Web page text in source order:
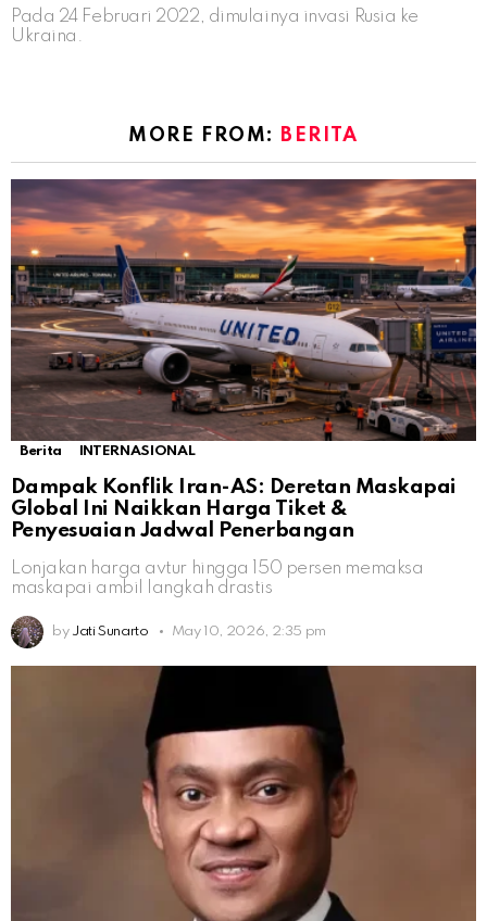
Pada 24 Februari 2022, dimulainya invasi Rusia ke
Ukraina.
MORE FROM: BERITA
Berita INTERNASIONAL
Dampak Konflik Iran-AS: Deretan Maskapai
Global Ini Naikkan Harga Tiket &
Penyesuaian Jadwal Penerbangan
Lonjakan harga avtur hingga 150 persen memaksa
maskapai ambil langkah drastis
by Jati Sunarto May 10, 2026, 2:35 pm